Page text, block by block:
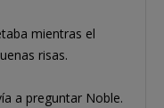
mientras el
risas.
a preguntar Noble.